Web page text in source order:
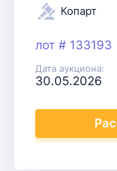
Копарт
лот # 133193
Дата аукциона:
30.05.2026